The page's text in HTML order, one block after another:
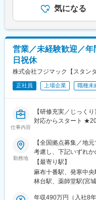
駅、備前西市駅、下
駅、伊予西条駅、北
西都城駅、赤嶺駅、
八柱駅、沢良宜駅、
気になる
営業／未経験歓迎／
日祝休
株式会社フジマック【スタン
正社員 上場企業 職種未
仕事内容
【研修充実／じっく
対応からスタート
勤務地
【全国拠点募集／地
考慮し、下記いずれか
函館市／旭川市／釧
秋田県／山形県／福
王子市・小平市）／
県／茨城県■中部静岡
【最寄り駅】
麻布十番駅、発寒中
林台駅、薬師堂駅(宮
年収490万円（入社8年